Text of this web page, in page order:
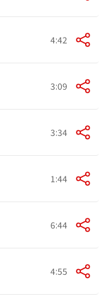
4:42
3:09
3:34
1:44
6:44
4:55